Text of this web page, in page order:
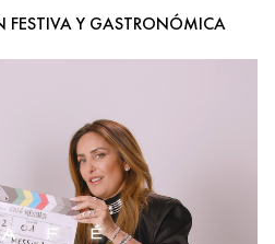
FESTIVA Y GASTRONÓMICA